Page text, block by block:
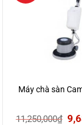
Máy chà sàn
11,250,000₫ Giá